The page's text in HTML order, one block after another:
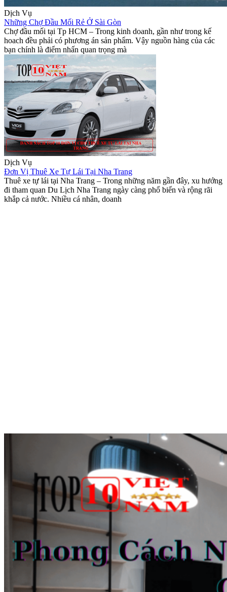
Dịch Vụ
Những Chợ Đầu Mối Rẻ Ở Sài Gòn
Chợ đầu mối tại Tp HCM – Trong kinh doanh, gần như trong kế
hoach đều phải có phương án sản phẩm. Vậy nguồn hàng của các
bạn chính là điểm nhấn quan trọng mà
Dịch Vụ
Đơn Vị Thuê Xe Tự Lái Tại Nha Trang
Thuê xe tự lái tại Nha Trang – Trong những năm gần đây, xu hướng
đi tham quan Du Lịch Nha Trang ngày càng phổ biến và rộng rãi
khắp cả nước. Nhiều cá nhân, doanh